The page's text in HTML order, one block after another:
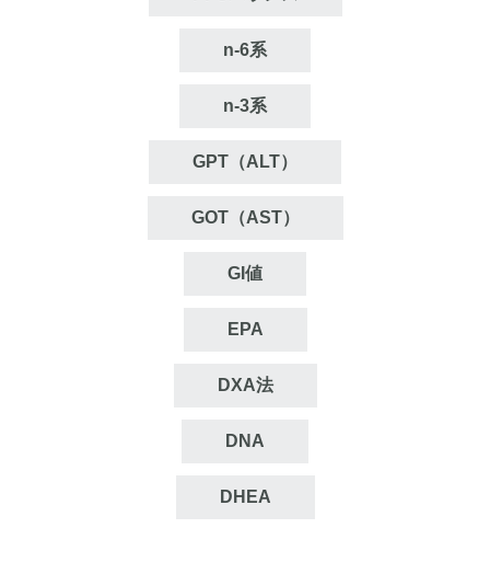
n‐6系
n‐3系
GPT（ALT）
GOT（AST）
GI値
EPA
DXA法
DNA
DHEA